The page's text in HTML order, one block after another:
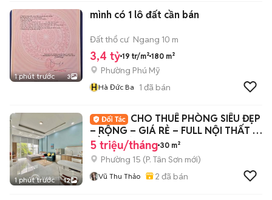
1 phút trước 3
mình có 1 lô đất cần bán
Đất thổ cư Ngang 10 m
3,4 tỷ 19 tr/m² 180 m²
Phường Phú Mỹ
HHà Đức Ba 1 đã bán
1 phút trước 12
CHO THUÊ PHÒNG SIÊU ĐẸP
– RỘNG – GIÁ RẺ – FULL NỘI THẤT –
GẦN ĐƯỜNG CỘ
5 triệu/tháng 30 m²
Phường 15 (P. Tân Sơn mới)
Vũ Thu Thảo 2 đã bán